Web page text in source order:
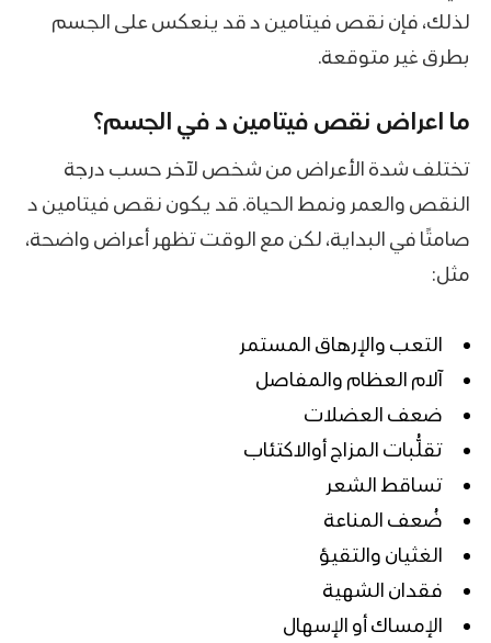
لذلك، فإن نقص فيتامين د قد ينعكس على الجسم
بطرق غير متوقعة.
ما اعراض نقص فيتامين د في الجسم؟
تختلف شدة الأعراض من شخص لآخر حسب درجة
النقص والعمر ونمط الحياة. قد يكون نقص فيتامين د
صامتًا في البداية، لكن مع الوقت تظهر أعراض واضحة،
مثل:
التعب والإرهاق المستمر
آلام العظام والمفاصل
ضعف العضلات
تقلُّبات المزاج أوالاكتئاب
تساقط الشعر
ضُعف المناعة
الغثيان والتقيؤ
فقدان الشهية
الإمساك أو الإسهال